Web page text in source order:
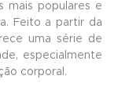
mais populares e
Feito a partir da
uma série de
especialmente
corporal.